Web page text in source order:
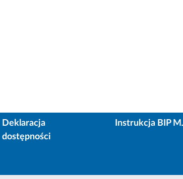
Deklaracja
dostępności
Instrukcja BIP